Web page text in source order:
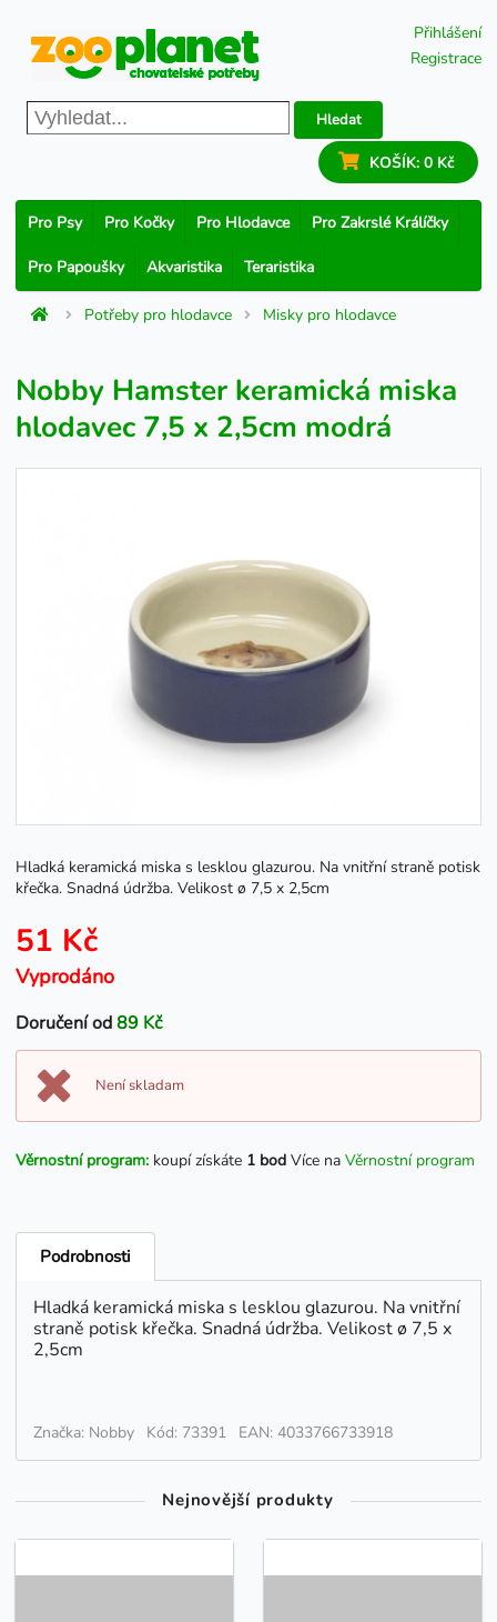
Přihlášení
Registrace
Hledat
KOŠÍK: 0 Kč
Pro Psy Pro Kočky Pro Hlodavce Pro Zakrslé Králíčky
Pro Papoušky Akvaristika Teraristika
Potřeby pro hlodavce Misky pro hlodavce
Nobby Hamster keramická miska
hlodavec 7,5 x 2,5cm modrá
Hladká keramická miska s lesklou glazurou. Na vnitřní straně potisk
křečka. Snadná údržba. Velikost ø 7,5 x 2,5cm
51 Kč
Vyprodáno
Doručení od89 Kč
Není skladam
Věrnostní program: koupí získáte 1 bod Více na Věrnostní program
Podrobnosti
Hladká keramická miska s lesklou glazurou. Na vnitřní
straně potisk křečka. Snadná údržba. Velikost ø 7,5 x
2,5cm
Značka: Nobby Kód: 73391 EAN: 4033766733918
Nejnovější produkty